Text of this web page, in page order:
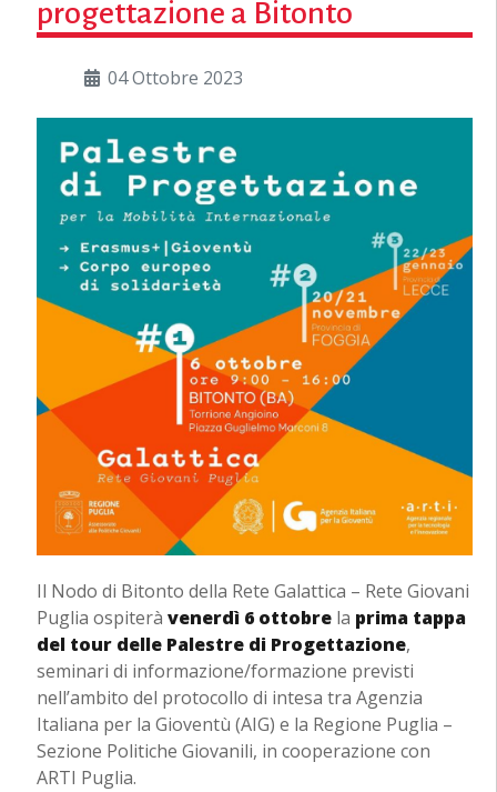
progettazione a Bitonto
04 Ottobre 2023
Il Nodo di Bitonto della Rete Galattica – Rete Giovani
Puglia ospiterà venerdì 6 ottobrela prima tappa
del tour delle Palestre di Progettazione,
seminari di informazione/formazione previsti
nell’ambito del protocollo di intesa tra Agenzia
Italiana per la Gioventù (AIG) e la Regione Puglia –
Sezione Politiche Giovanili, in cooperazione con
ARTI Puglia.